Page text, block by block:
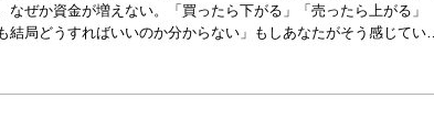
なぜか資金が増えない。「買ったら下がる」「売ったら上がる」
結局どうすればいいのか分からない」もしあなたがそう感じている